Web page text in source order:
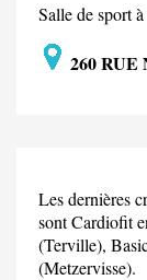
Salle de sport
260 RUE
Les dernières
sont Cardiofit
(Terville),
(Metzervisse).